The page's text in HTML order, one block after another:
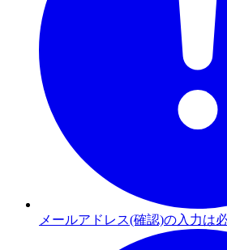
メールアドレス(確認)の入力は